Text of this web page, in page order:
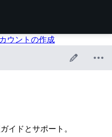
ウントの作成
イドとサポート。